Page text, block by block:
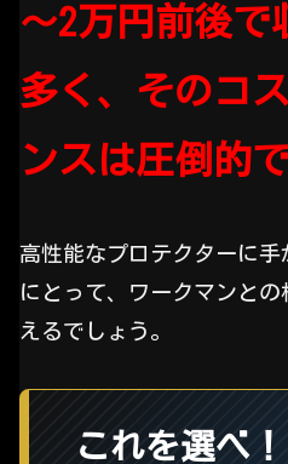
～2万円前後で
多く、そのコ
ンスは圧倒的
高性能なプロテクターに
にとって、ワークマンと
えるでしょう。
これを選べ